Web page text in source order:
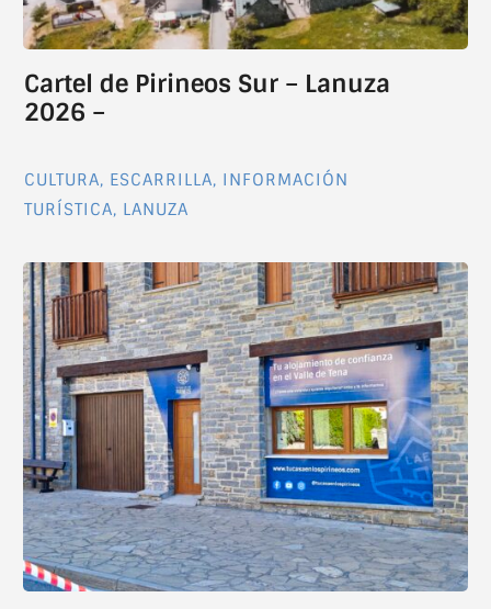
Cartel de Pirineos Sur – Lanuza
2026 –
CULTURA, ESCARRILLA, INFORMACIÓN
TURÍSTICA, LANUZA